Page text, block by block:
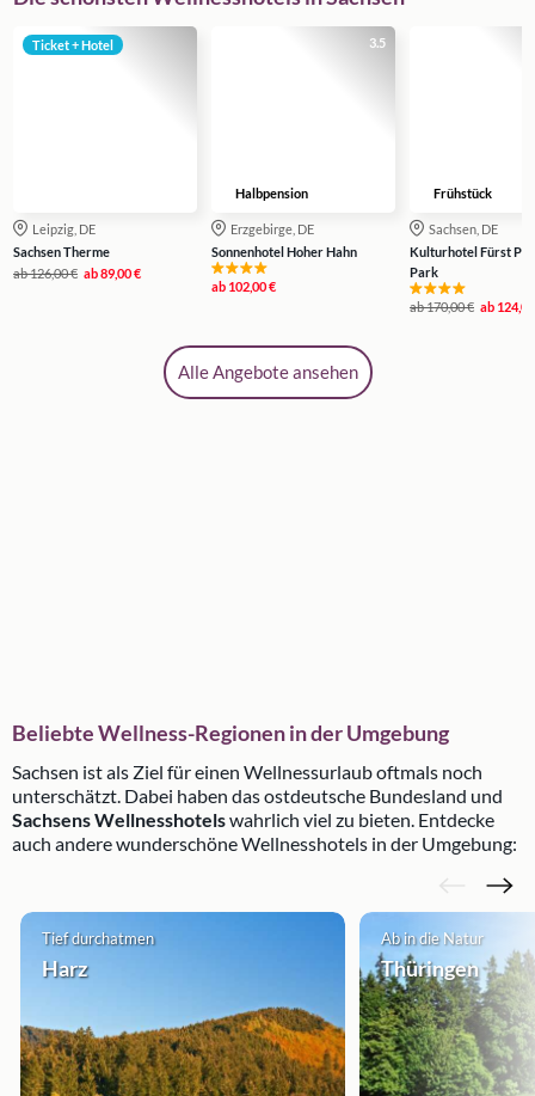
Ticket + Hotel
Leipzig, DE
Sachsen Therme
ab126,00 € ab89,00 €
3.5
Halbpension
Erzgebirge, DE
Sonnenhotel Hoher Hahn
ab 102,00 €
Frühstück
Sachsen, DE
Kulturhotel Fürst
Park
ab170,00 € ab
Alle Angebote ansehen
Beliebte Wellness-Regionen in der Umgebung
Sachsen ist als Ziel für einen Wellnessurlaub oftmals noch
unterschätzt. Dabei haben das ostdeutsche Bundesland und
Sachsens Wellnesshotelswahrlich viel zu bieten. Entdecke
auch andere wunderschöne Wellnesshotels in der Umgebung:
Tief durchatmen
Harz
Ab in die Natur
Thüringen